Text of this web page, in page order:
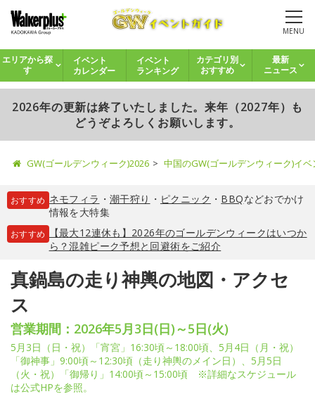
MENU
エリアから探
す
イベント
カレンダー
イベント
ランキング
カテゴリ別
おすすめ
最新
ニュース
2026年の更新は終了いたしました。来年（2027年）も
どうぞよろしくお願いします。
GW(ゴールデンウィーク)2026 中国のGW(ゴールデンウィーク)イ
おすすめ ネモフィラ ・ 潮干狩り ・ ピクニック ・ BBQなどおでかけ
情報を大特集
おすすめ
【最大12連休も】2026年のゴールデンウィークはいつか
ら？混雑ピーク予想と回避術をご紹介
真鍋島の走り神輿の地図・アクセ
ス
営業期間：2026年5月3日(日)～5日(火)
5月3日（日・祝）「宵宮」16:30頃～18:00頃、5月4日（月・祝）
「御神事」9:00頃～12:30頃（走り神輿のメイン日）、5月5日
（火・祝）「御帰り」14:00頃～15:00頃 ※詳細なスケジュール
は公式HPを参照。